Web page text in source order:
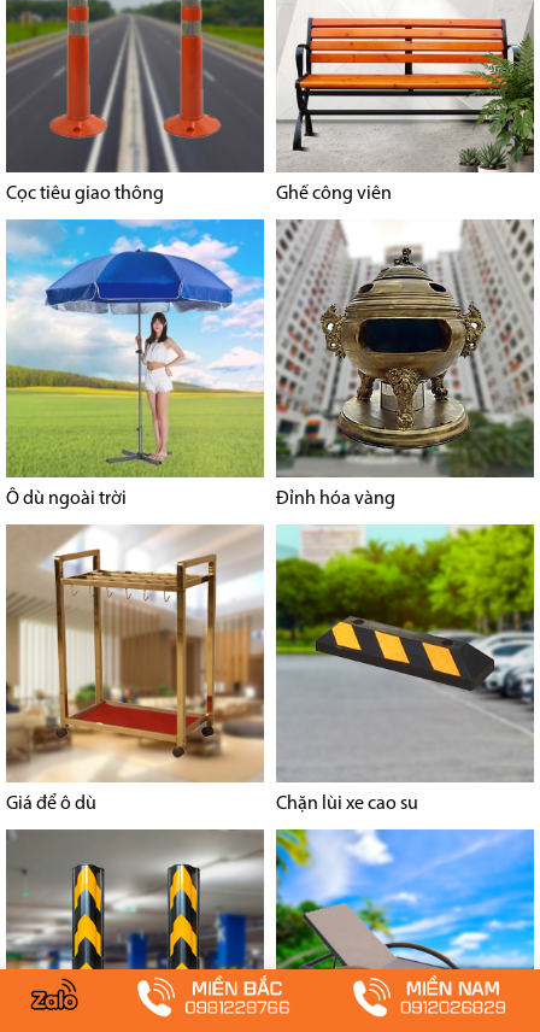
Cọc tiêu giao thông Ghế công viên
Ô dù ngoài trời Đỉnh hóa vàng
Giá để ô dù Chặn lùi xe cao su